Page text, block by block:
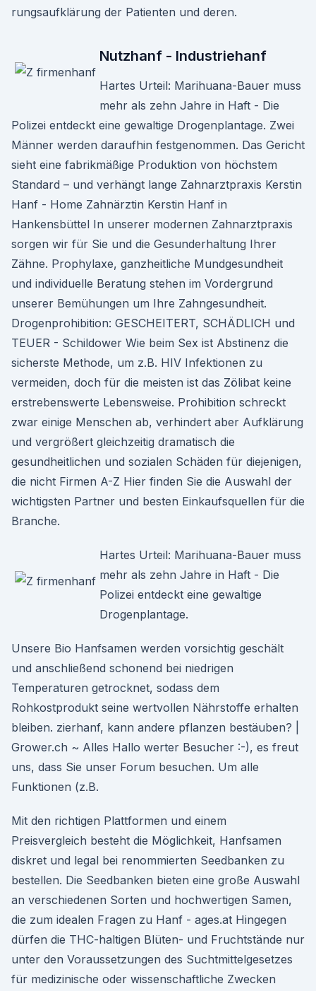
rungsaufklärung der Patienten und deren.
Nutzhanf - Industriehanf
Hartes Urteil: Marihuana-Bauer muss
mehr als zehn Jahre in Haft - Die
Polizei entdeckt eine gewaltige Drogenplantage. Zwei
Männer werden daraufhin festgenommen. Das Gericht
sieht eine fabrikmäßige Produktion von höchstem
Standard – und verhängt lange Zahnarztpraxis Kerstin
Hanf - Home Zahnärztin Kerstin Hanf in
Hankensbüttel In unserer modernen Zahnarztpraxis
sorgen wir für Sie und die Gesunderhaltung Ihrer
Zähne. Prophylaxe, ganzheitliche Mundgesundheit
und individuelle Beratung stehen im Vordergrund
unserer Bemühungen um Ihre Zahngesundheit.
Drogenprohibition: GESCHEITERT, SCHÄDLICH und
TEUER - Schildower Wie beim Sex ist Abstinenz die
sicherste Methode, um z.B. HIV Infektionen zu
vermeiden, doch für die meisten ist das Zölibat keine
erstrebenswerte Lebensweise. Prohibition schreckt
zwar einige Menschen ab, verhindert aber Aufklärung
und vergrößert gleichzeitig dramatisch die
gesundheitlichen und sozialen Schäden für diejenigen,
die nicht Firmen A-Z Hier finden Sie die Auswahl der
wichtigsten Partner und besten Einkaufsquellen für die
Branche.
Hartes Urteil: Marihuana-Bauer muss
mehr als zehn Jahre in Haft - Die
Polizei entdeckt eine gewaltige
Drogenplantage.
Unsere Bio Hanfsamen werden vorsichtig geschält
und anschließend schonend bei niedrigen
Temperaturen getrocknet, sodass dem
Rohkostprodukt seine wertvollen Nährstoffe erhalten
bleiben. zierhanf, kann andere pflanzen bestäuben? |
Grower.ch ~ Alles Hallo werter Besucher :-), es freut
uns, dass Sie unser Forum besuchen. Um alle
Funktionen (z.B.
Mit den richtigen Plattformen und einem
Preisvergleich besteht die Möglichkeit, Hanfsamen
diskret und legal bei renommierten Seedbanken zu
bestellen. Die Seedbanken bieten eine große Auswahl
an verschiedenen Sorten und hochwertigen Samen,
die zum idealen Fragen zu Hanf - ages.at Hingegen
dürfen die THC-haltigen Blüten- und Fruchtstände nur
unter den Voraussetzungen des Suchtmittelgesetzes
für medizinische oder wissenschaftliche Zwecken